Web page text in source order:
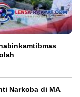
Narkoba di MA